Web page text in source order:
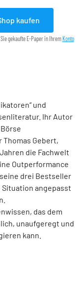
kaufen
gekaufte E-Paper in Ihrem Konto
und
Ihr Autor
Gebert,
die Fachwelt
Outperformance
drei Best­seller
angepasst
das dem
unaufgeregt und
kann.